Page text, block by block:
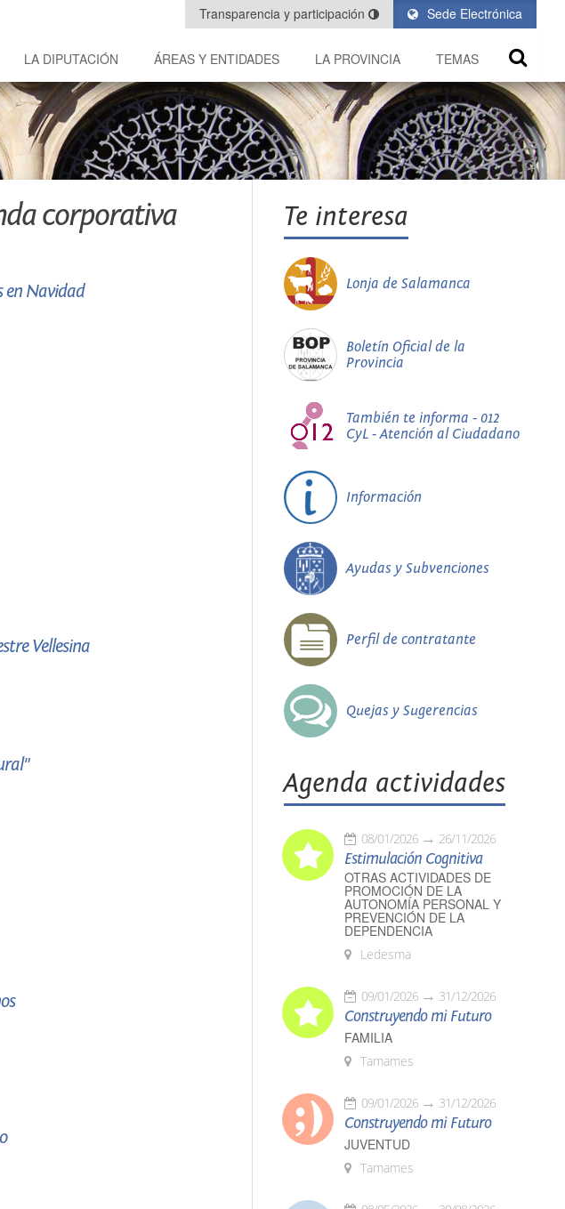
Sede Electrónica
Transparencia y participación
LA DIPUTACIÓN ÁREAS Y ENTIDADES LA PROVINCIA TEMAS
corporativa
en Navidad
Vellesina
Te interesa
Lonja de Salamanca
Boletín Oficial de la
Provincia
También te informa - 012
CyL - Atención al Ciudadano
Información
Ayudas y Subvenciones
Perfil de contratante
Quejas y Sugerencias
Agenda actividades
08/01/2026 26/11/2026
Estimulación Cognitiva
OTRAS ACTIVIDADES DE
PROMOCIÓN DE LA
AUTONOMÍA PERSONAL Y
PREVENCIÓN DE LA
DEPENDENCIA
Ledesma
09/01/2026 31/12/2026
Construyendo mi Futuro
FAMILIA
Tamames
09/01/2026 31/12/2026
Construyendo mi Futuro
JUVENTUD
Tamames